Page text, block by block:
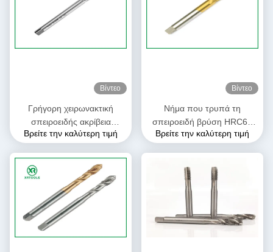
Βίντεο
Γρήγορη χειρωνακτική
σπειροειδής ακρίβεια
βρυσών DIN 374 6H
μηχανή τόρνου
Βρείτε την καλύτερη τιμή
Βίντεο
Νήμα που τρυπά τη
σπειροειδή βρύση HRC62
φλαούτων - 66
Βρείτε την καλύτερη τιμή